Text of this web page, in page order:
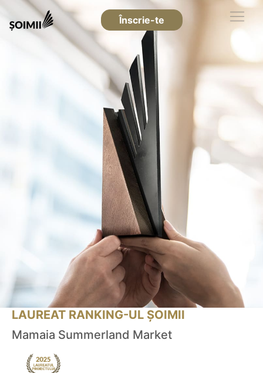
Înscrie-te
LAUREAT RANKING-UL ȘOIMII
Mamaia Summerland Market